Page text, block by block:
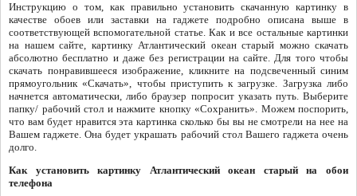
Инструкцию о том, как правильно установить скачанную картинку в
качестве обоев или заставки на гаджете подробно описана выше в
соответствующей вспомогательной статье. Как и все остальные картинки
на нашем сайте, картинку Атлантический океан старый можно скачать
абсолютно бесплатно и даже без регистрации на сайте. Для того чтобы
скачать понравившееся изображение, кликните на подсвеченный синим
прямоугольник «Скачать», чтобы приступить к загрузке. Загрузка либо
начнется автоматически, либо браузер попросит указать путь. Выберите
папку/ рабочий стол и нажмите кнопку «Сохранить». Можем поспорить,
что вам будет нравится эта картинка сколько бы вы не смотрели на нее на
Вашем гаджете. Она будет украшать рабочий стол Вашего гаджета очень
долго.
Как установить картинку Атлантический океан старый на обои
телефона